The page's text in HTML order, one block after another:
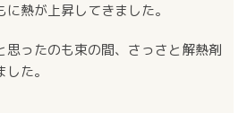
熱が上昇してきました。
思ったのも束の間、さっさと解熱剤
た。